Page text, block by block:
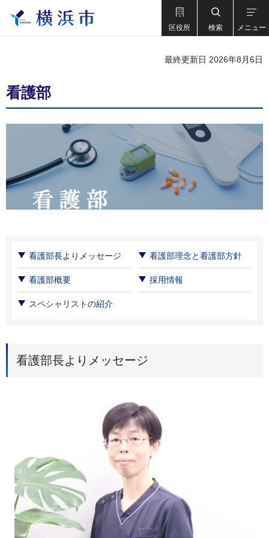
区役所 検索 メニュー
最終更新日 2026年8月6日
看護部
看護部長よりメッセージ 看護部理念と看護部方針
看護部概要 採用情報
スペシャリストの紹介
看護部長よりメッセージ